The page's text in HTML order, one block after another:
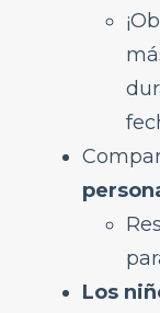
Durante
GoWild
Discount
¿Qué es
¿Tengo
Los